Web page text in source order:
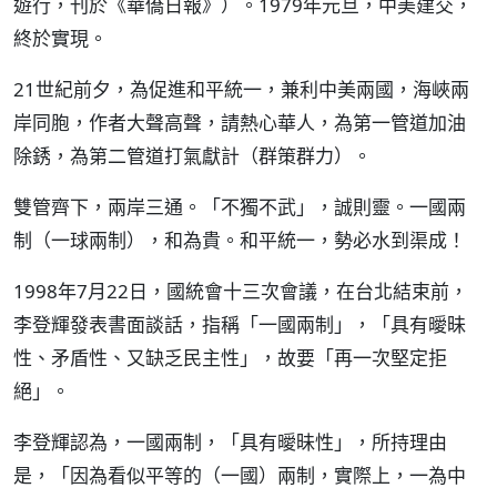
終於實現。
21世紀前夕，為促進和平統一，兼利中美兩國，海峽兩
岸同胞，作者大聲高聲，請熱心華人，為第一管道加油
除銹，為第二管道打氣獻計（群策群力）。
雙管齊下，兩岸三通。「不獨不武」，誠則靈。一國兩
制（一球兩制），和為貴。和平統一，勢必水到渠成！
1998年7月22日，國統會十三次會議，在台北結束前，
李登輝發表書面談話，指稱「一國兩制」，「具有曖昧
性、矛盾性、又缺乏民主性」，故要「再一次堅定拒
絕」。
李登輝認為，一國兩制，「具有曖昧性」，所持理由
是，「因為看似平等的（一國）兩制，實際上，一為中